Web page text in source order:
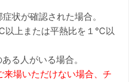
状が確認された場合。
上または平熱比を１℃以
る人がいる場合。
場いただけない場合、チ